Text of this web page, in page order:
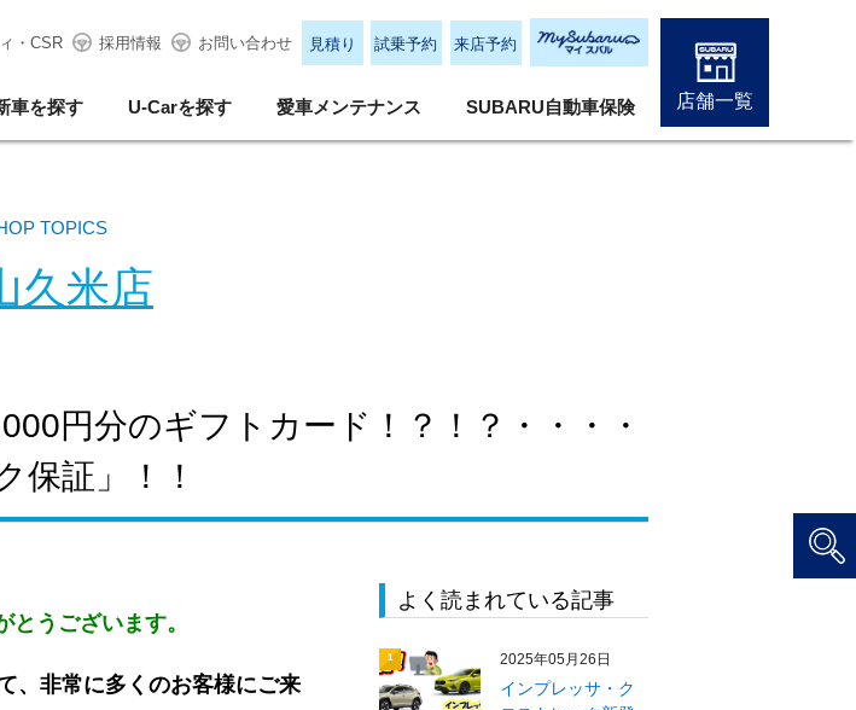
・CSR 採用情報 お問い合わせ 見積り 試乗予約 来店予約
車を探す U-Carを探す 愛車メンテナンス SUBARU自動車保険 店舗一覧
TOPICS
久米店
円分のギフトカード！？！？・・・・
保証」！！
うございます。
、非常に多くのお客様にご来
よく読まれている記事
1 2025年05月26日
インプレッサ・ク